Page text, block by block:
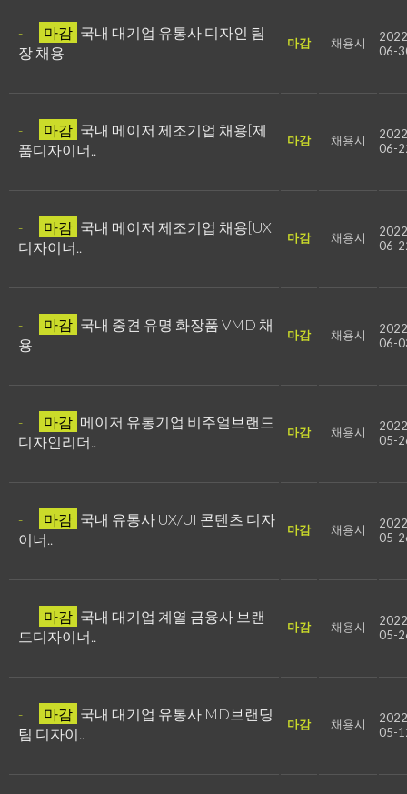
- 마감 국내 대기업 유통사 디자인 팀
장 채용
마감 채용시
06-
- 마감 국내 메이저 제조기업 채용[제
품디자이너..
마감 채용시
06-
- 마감 국내 메이저 제조기업 채용[UX
디자이너..
마감 채용시
06-
- 마감 국내 중견 유명 화장품 VMD 채
용
마감 채용시
06-
- 마감 메이저 유통기업 비주얼브랜드
디자인리더..
마감 채용시
05-
- 마감 국내 유통사 UX/UI 콘텐츠 디자
이너..
마감 채용시
05-
- 마감 국내 대기업 계열 금융사 브랜
드디자이너..
마감 채용시
05-
- 마감 국내 대기업 유통사 MD브랜딩
팀 디자이..
마감 채용시
05-